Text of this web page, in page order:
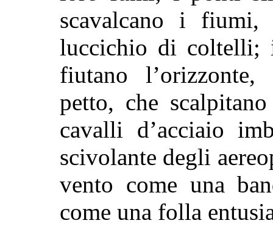
scavalcano i
luccichio di coltelli;
fiutano
petto, che
cavalli d’acciaio
scivolante degli
vento come una
come una folla